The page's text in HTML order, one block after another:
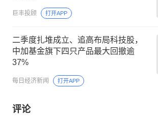
巨丰投顾 打开APP
二季度扎堆成立、追高布局科技股，
中加基金旗下四只产品最大回撤逾
37%
每日经济新闻 打开APP
评论